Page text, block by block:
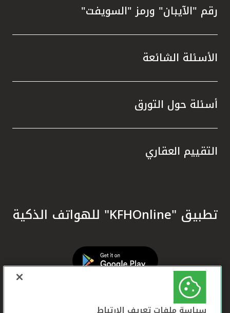
رقم "الآيبان" ورمز "السويفت"
الأسئلة الشائعة
أسئلة حول التورق
التقييم العقاري
تطبيق "KFHOnline" للهواتف الذكية